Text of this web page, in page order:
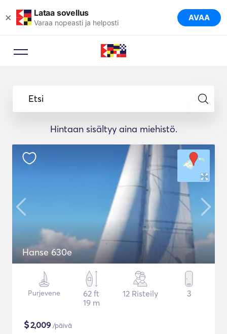
× Lataa sovellus
Varaa nopeasti ja helposti AVAA
Etsi
Hintaan sisältyy aina miehistö.
Hanse 630e
Purjevene
62 ft
19 m
12 Risteily 3
$2,009 /päivä